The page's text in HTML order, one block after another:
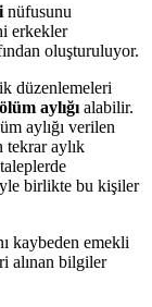
nüfusunu
erkekler
oluşturuluyor.
düzenlemeleri
ölüm aylığı alabilir.
aylığı verilen
tekrar aylık
birlikte bu kişiler
kaybeden emekli
alınan bilgiler